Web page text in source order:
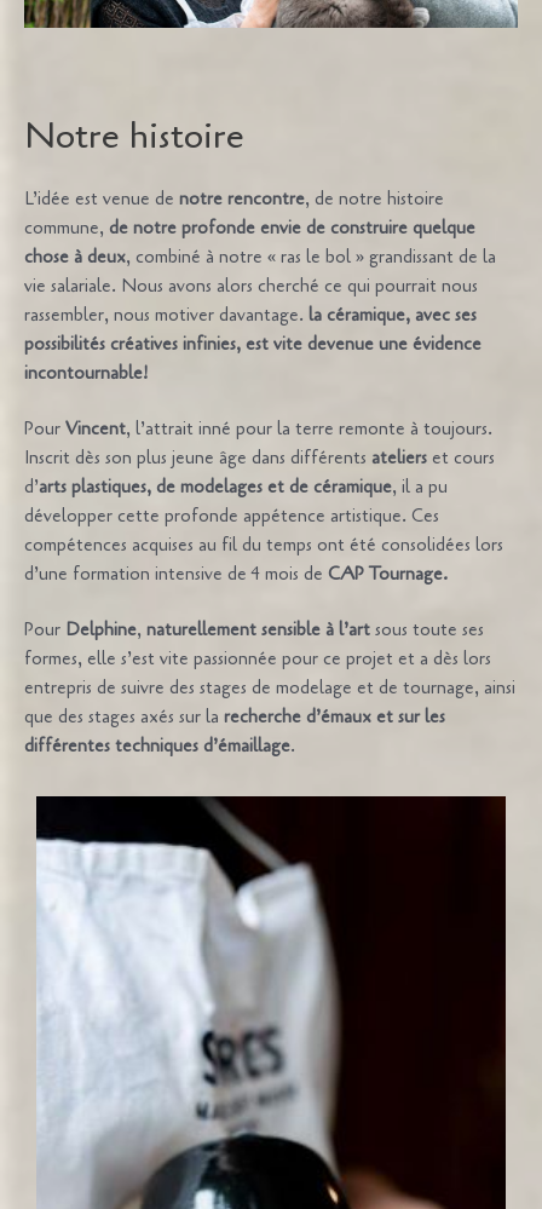
Notre histoire
L’idée est venue de notre rencontre, de notre histoire
commune, de notre profonde envie de construire quelque
chose à deux, combiné à notre « ras le bol » grandissant de la
vie salariale. Nous avons alors cherché ce qui pourrait nous
rassembler, nous motiver davantage. la céramique, avec ses
possibilités créatives infinies, est vite devenue une évidence
incontournable!
Pour Vincent, l’attrait inné pour la terre remonte à toujours.
Inscrit dès son plus jeune âge dans différents ateliers et cours
d’arts plastiques, de modelages et de céramique, il a pu
développer cette profonde appétence artistique. Ces
compétences acquises au fil du temps ont été consolidées lors
d’une formation intensive de 4 mois de CAP Tournage.
Pour Delphine, naturellement sensible à l’art sous toute ses
formes, elle s’est vite passionnée pour ce projet et a dès lors
entrepris de suivre des stages de modelage et de tournage, ainsi
que des stages axés sur la recherche d’émaux et sur les
différentes techniques d’émaillage.